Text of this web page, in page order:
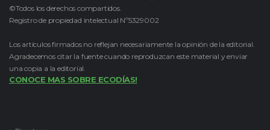
©Todos los derechos compartidos.
Registro de propiedad intelectual Nº5329002
Los artículos firmados no reflejan necesariamente la opinión de la editorial.
Agradecemos citar la fuente cuando reproduzcan este material y enviar
una copia a la editorial.
CONOCE MAS SOBRE ECODÍAS!